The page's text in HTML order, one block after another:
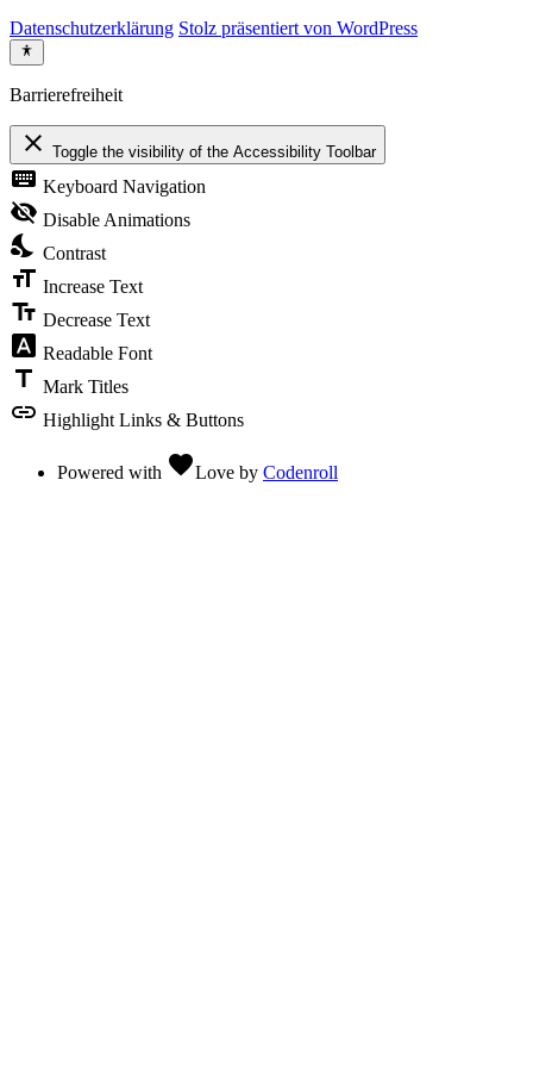
Datenschutzerklärung Stolz präsentiert von WordPress
Barrierefreiheit
close Toggle the visibility of the Accessibility Toolbar
keyboard Keyboard Navigation
visibility_off Disable Animations
nights_stay Contrast
format_size Increase Text
text_fields Decrease Text
font_download Readable Font
title Mark Titles
link Highlight Links & Buttons
Powered with favoriteLove by Codenroll